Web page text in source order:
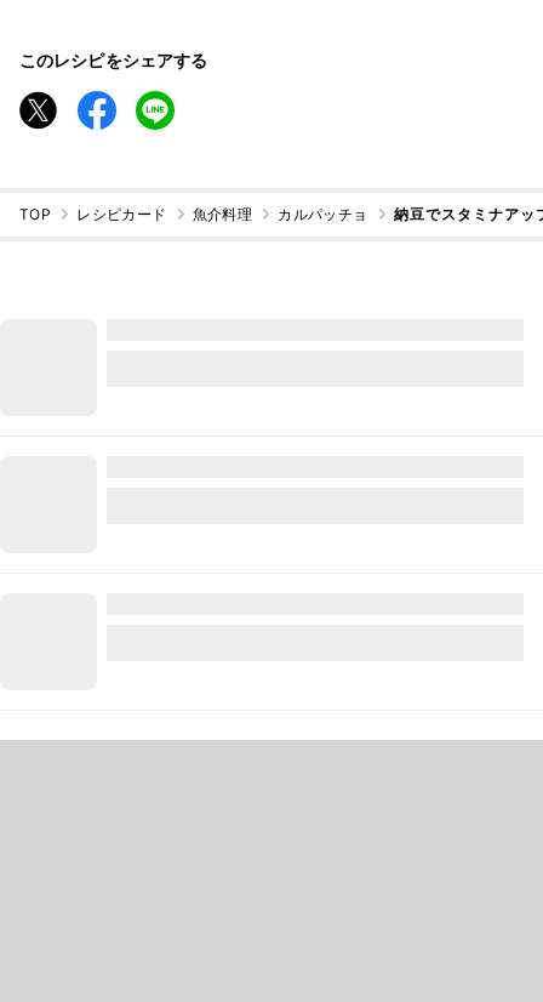
このレシピをシェアする
TOP レシピカード 魚介料理 カルパッチョ 納豆でスタミナアッ